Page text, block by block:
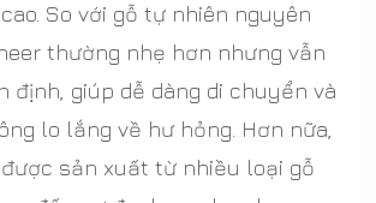
So với gỗ tự nhiên nguyên
thường nhẹ hơn nhưng vẫn
định, giúp dễ dàng di chuyển và
lo lắng về hư hỏng. Hơn nữa,
sản xuất từ nhiều loại gỗ